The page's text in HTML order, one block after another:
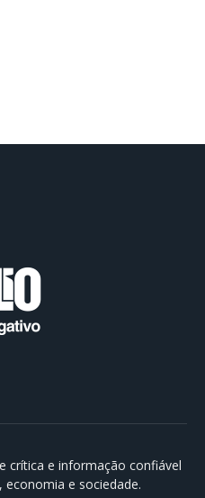
crítica e informação confiável
e sociedade.